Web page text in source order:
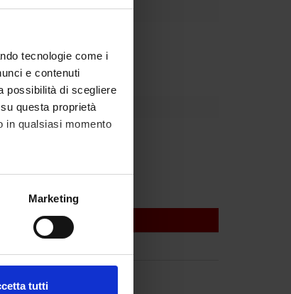
tecnologie come i
e contenuti
possibilità di scegliere
questa proprietà
in qualsiasi momento
Marketing
tutti